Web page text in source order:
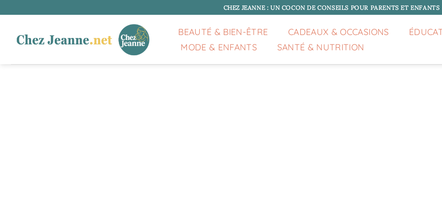
au
CHEZ JEANNE : UN COCON DE CONSEILS POUR PARENTS ET ENFANTS
BEAUTÉ & BIEN-ÊTRE CADEAUX & OCCASIONS
MODE & ENFANTS
SANTÉ & NUTRITION